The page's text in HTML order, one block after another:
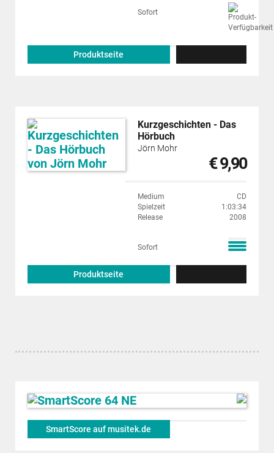
Sofort
Produktseite
Kurzgeschichten - Das
Hörbuch
Jörn Mohr
€ 9,90
Medium
CD
Spielzeit
1:03:34
Release
2008
Sofort
Produktseite
SmartScore auf musitek.de